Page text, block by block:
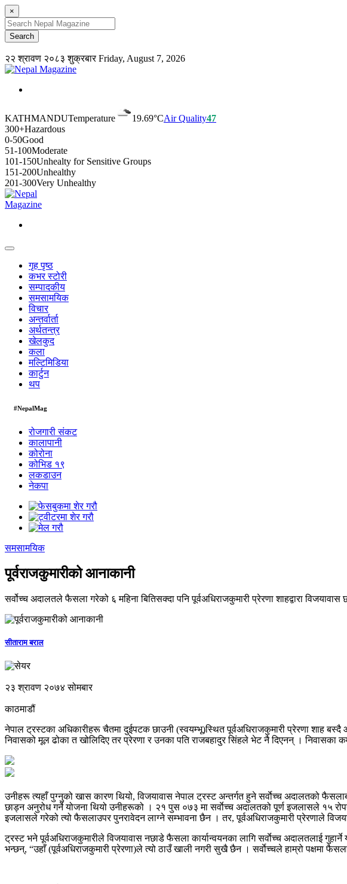
×
२२ श्रावण २०८३ शुक्रबारFriday, August 7, 2026
KATHMANDUTemperature 19.69°CAir Quality47
300+Hazardous
0-50Good
51-100Moderate
101-150Unhealty for Sensitive Groups
151-200Unhealthy
201-300Very Unhealthy
गृह पृष्ठ
कभर स्टोरी
सम्पादकीय
समसामयिक
विचार
अन्तर्वार्ता
अर्थतन्त्र
खेलकुद
कला
मल्टिमिडिया
कार्टुन
थप
#NepalMag
रोजगारी संकट
कालापानी
कोरोना
कोभिड १९
लकडाउन
नेकपा
समसामयिक
पूर्वराजकुमारीको आनाकानी
सर्वोच्च अदालतले फैसला गरेको ६ महिना बितिसक्दा पनि पूर्वअधिराजकुमारी प्रेरणा शाहद्वारा
सीताराम बराल
२३ श्रावण २०७४ सोमबार
काठमाडौं
नेपाल ट्रस्टका अधिकारीहरू चैतमा दुईपटक छाउनी (स्वयम्भू)स्थित पूर्वअधिराजकुमारी प्रेरणा शाह
निवासको मूल ढोका त खोलिदिए तर प्रेरणा र उनका पति राजबहादुर सिंहले भेट नै दिएनन् । निवासका
उनीहरू त्यहाँ पुग्नुको खास कारण थियो, विजयावास नेपाल ट्रस्ट अन्तर्गत हुने सर्वाेच्च अदालतको
छाड्न अनुरोध गर्ने योजना थियो उनीहरूको । २१ पुस ०७३ मा सर्वाेच्च अदालतको पूर्ण इजलासले १५
इजलासले गरेको त्यो फैसलाउपर पुनरावेदन लाग्ने सम्भावना छैन । तर, पूर्वअधिराजकुमारी प्रेरणाले
ट्रस्ट भने पूर्वअधिराजकुमारीले विजयावास नछाडे फैसला कार्यान्वयनका लागि सर्वाेच्च अदालतलाई
भन्छन्, “उहाँ (पूर्वअधिराजकुमारी प्रेरणा)ले त्यो ठाउँ खाली नगरी सुखै छैन । सर्वाेच्चले हाम्रो पक्षमा